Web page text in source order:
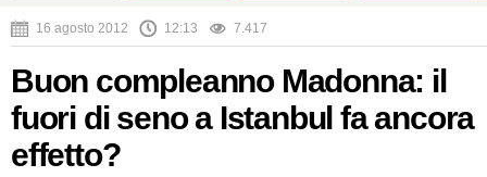
16 agosto 2012 12:13 7.417
Buon compleanno Madonna: il
fuori di seno a Istanbul fa ancora
effetto?